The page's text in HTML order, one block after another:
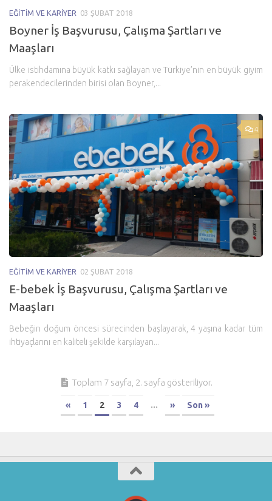
EĞITIM VE KARIYER 03 ŞUBAT 2018
Boyner İş Başvurusu, Çalışma Şartları ve
Maaşları
Ülke istihdamına büyük katkı sağlayan ve Türkiye’nin en büyük giyim
perakendecilerinden birisi olan Boyner,...
4
EĞITIM VE KARIYER 02 ŞUBAT 2018
E-bebek İş Başvurusu, Çalışma Şartları ve
Maaşları
Bebeğin doğum öncesi sürecinden başlayarak, 4 yaşına kadar tüm
ihtiyaçlarını en kaliteli şekilde karşılayan...
Toplam 7 sayfa, 2. sayfa gösteriliyor.
« 1 2 3 4 ... » Son »